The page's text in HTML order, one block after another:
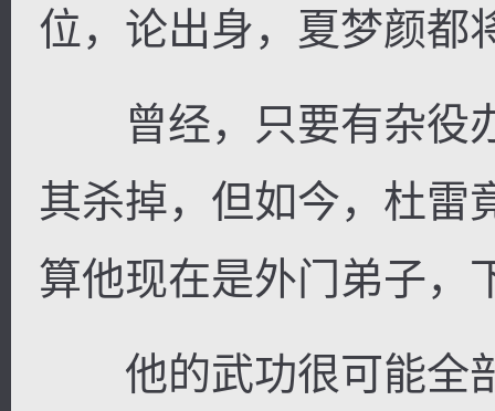
位，论出身，夏梦颜都
曾经，只要有杂役
其杀掉，但如今，杜雷
算他现在是外门弟子，
他的武功很可能全